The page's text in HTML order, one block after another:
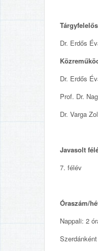
Dr. Erdős
Dr. Erdős
Prof. Dr.
Dr. Varga
Javasolt
7. félév
Óraszám/
Nappali: 2